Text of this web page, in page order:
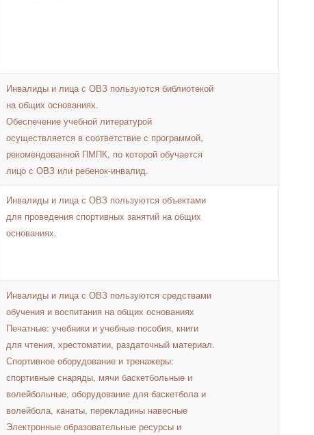
Инвалиды и лица с ОВЗ пользуются библиотекой
на общих основаниях.
Обеспечение учебной литературой
осуществляется в соответствие с программой,
рекомендованной ПМПК, по которой обучается
лицо с ОВЗ или ребенок-инвалид.
Инвалиды и лица с ОВЗ пользуются объектами
для проведения спортивных занятий на общих
основаниях.
Инвалиды и лица с ОВЗ пользуются средствами
обучения и воспитания на общих основаниях
Печатные: учебники и учебные пособия, книги
для чтения, хрестоматии, раздаточный материал.
Спортивное оборудование и тренажеры:
спортивные снаряды, мячи баскетбольные и
волейбольные, оборудование для баскетбола и
волейбола, канаты, перекладины навесные
Электронные образовательные ресурсы и